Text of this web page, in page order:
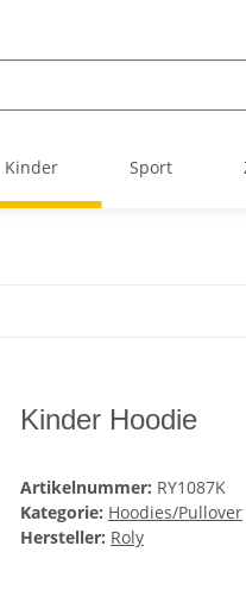
Kinder Sport
Kinder Hoodie
Artikelnummer: RY1087K
Kategorie: Hoodies/Pullover
Hersteller: Roly